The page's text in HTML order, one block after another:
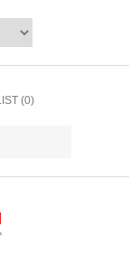
(0)